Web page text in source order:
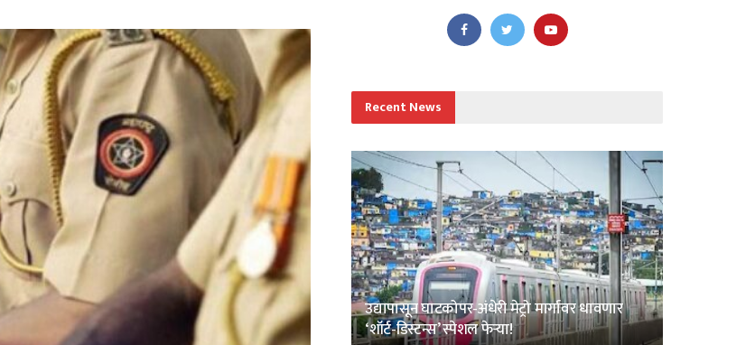
Recent News
उद्यापासून घाटकोपर-अंधेरी मेट्रो मार्गावर धावणार
‘शॉर्ट-डिस्टन्स’ स्पेशल फेऱ्या!